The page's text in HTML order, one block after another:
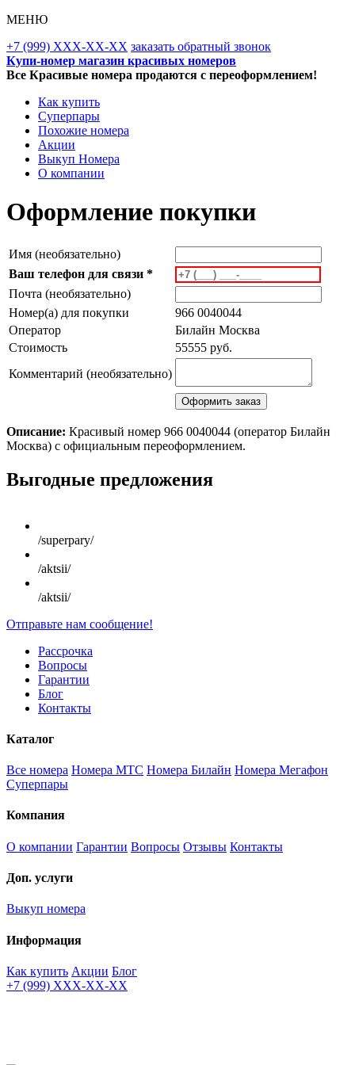
МЕНЮ
+7 (999) XXX-XX-XX заказать обратный звонок
Купи-номер магазин красивых номеров
Все Красивые номера продаются с переоформлением!
Как купить
Суперпары
Похожие номера
Акции
Выкуп Номера
О компании
Оформление покупки
Имя (необязательно)
Ваш телефон для связи *
Почта (необязательно)
Номер(а) для покупки
966 0040044
Оператор
Билайн Москва
Стоимость
55555 руб.
Комментарий (необязательно)
Описание: Красивый номер 966 0040044 (оператор Билайн
Москва) с официальным переоформлением.
Scroll
Up
Выгодные предложения
/superpary/
/aktsii/
/aktsii/
Отправьте нам сообщение!
Рассрочка
Вопросы
Гарантии
Блог
Контакты
Каталог
Все номера Номера МТС Номера Билайн Номера Мегафон
Суперпары
Компания
О компании Гарантии Вопросы Отзывы Контакты
Доп. услуги
Выкуп номера
Информация
Как купить Акции Блог
+7 (999) XXX-XX-XX